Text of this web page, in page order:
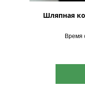
Шляпная
Время